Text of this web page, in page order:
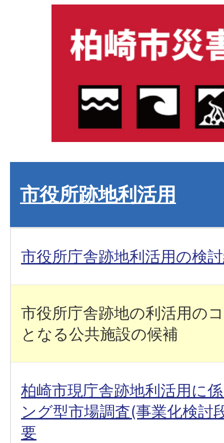
市役所跡地利活用
市役所庁舎跡地利活用の検
市役所庁舎跡地の利活用の
となる公共施設の候補
柏崎市現庁舎跡地利活用に
ング型市場調査(事業化検討
要